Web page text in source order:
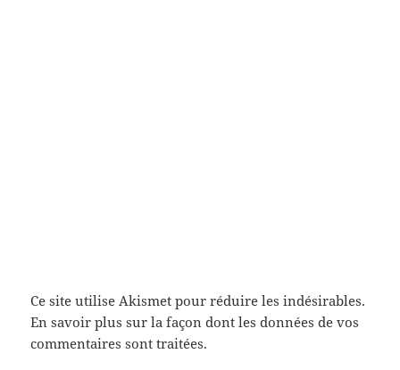
Ce site utilise Akismet pour réduire les indésirables.
En savoir plus sur la façon dont les données de vos
commentaires sont traitées.